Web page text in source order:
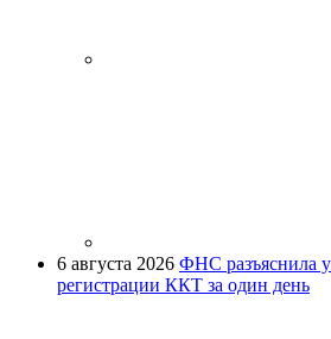
6 августа 2026 ФНС разъяснила
регистрации ККТ за один день